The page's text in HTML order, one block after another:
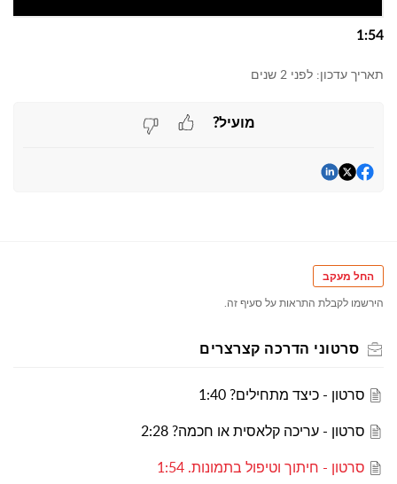
1:54
תאריך עדכון: לפני 2 שנים
מועיל?
החל מעקב
הירשמו לקבלת התראות על סעיף זה.
סרטוני הדרכה קצרצרים
סרטון - כיצד מתחילים? 1:40
סרטון - עריכה קלאסית או חכמה? 2:28
סרטון - חיתוך וטיפול בתמונות. 1:54